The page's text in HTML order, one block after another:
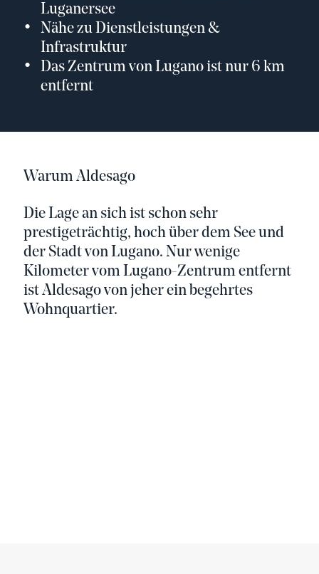
Luganersee
Nähe zu Dienstleistungen &
Infrastruktur
Das Zentrum von Lugano ist nur 6 km
entfernt
Warum Aldesago
Die Lage an sich ist schon sehr
prestigeträchtig, hoch über dem See und
der Stadt von Lugano. Nur wenige
Kilometer vom Lugano-Zentrum entfernt
ist Aldesago von jeher ein begehrtes
Wohnquartier.